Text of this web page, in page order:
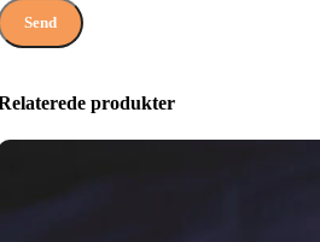
produkter